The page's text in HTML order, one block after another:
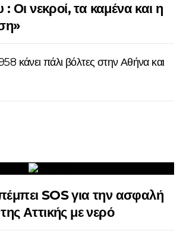
Οι νεκροί, τα καμένα και η
κάνει πάλι βόλτες στην Αθήνα και
SOS για την ασφαλή
Αττικής με νερό